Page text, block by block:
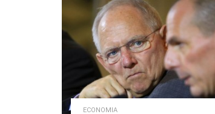
ECONOMIA